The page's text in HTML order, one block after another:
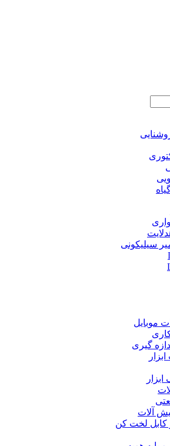
سیلیکونی
موبایل
گیری
آلات
کابل لخت کن